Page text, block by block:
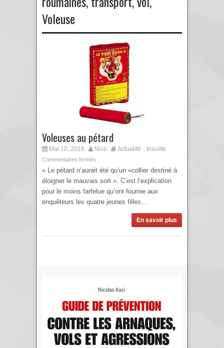
Voleuse
Voleuses au pétard
Mai 10, 2016 Nico Actualité , Insolite
Commentaires fermés
« Le pétard n’aurait été qu’un «collier destiné à
éloigner le mauvais sort ». C’est l’explication
pour le moins farfelue qu’ont fournie aux
enquêteurs les quatre jeunes filles...
En savoir plus